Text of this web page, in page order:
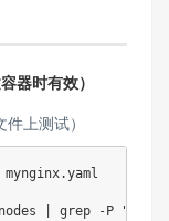
器时有效）
上测试）
//删除
| grep -P